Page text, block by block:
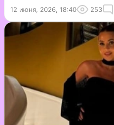
12 июня, 2026, 18:40 253